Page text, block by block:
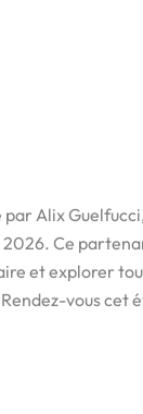
Alix
2026. Ce
et explorer
vous cet